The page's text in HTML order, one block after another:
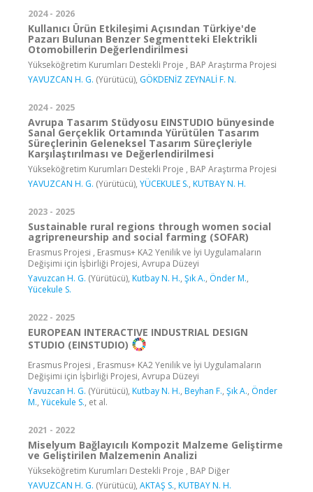
2024 - 2026
Kullanıcı Ürün Etkileşimi Açısından Türkiye'de
Pazarı Bulunan Benzer Segmentteki Elektrikli
Otomobillerin Değerlendirilmesi
Yükseköğretim Kurumları Destekli Proje , BAP Araştırma Projesi
YAVUZCAN H. G. (Yürütücü), GÖKDENİZ ZEYNALİ F. N.
2024 - 2025
Avrupa Tasarım Stüdyosu EINSTUDIO bünyesinde
Sanal Gerçeklik Ortamında Yürütülen Tasarım
Süreçlerinin Geleneksel Tasarım Süreçleriyle
Karşılaştırılması ve Değerlendirilmesi
Yükseköğretim Kurumları Destekli Proje , BAP Araştırma Projesi
YAVUZCAN H. G. (Yürütücü), YÜCEKULE S., KUTBAY N. H.
2023 - 2025
Sustainable rural regions through women social
agripreneurship and social farming (SOFAR)
Erasmus Projesi , Erasmus+ KA2 Yenilik ve İyi Uygulamaların
Değişimi için İşbirliği Projesi, Avrupa Düzeyi
Yavuzcan H. G. (Yürütücü), Kutbay N. H., Şık A., Önder M.,
Yücekule S.
2022 - 2025
EUROPEAN INTERACTIVE INDUSTRIAL DESIGN
STUDIO (EINSTUDIO)
Erasmus Projesi , Erasmus+ KA2 Yenilik ve İyi Uygulamaların
Değişimi için İşbirliği Projesi, Avrupa Düzeyi
Yavuzcan H. G. (Yürütücü), Kutbay N. H., Beyhan F., Şık A., Önder
M., Yücekule S., et al.
2021 - 2022
Miselyum Bağlayıcılı Kompozit Malzeme Geliştirme
ve Geliştirilen Malzemenin Analizi
Yükseköğretim Kurumları Destekli Proje , BAP Diğer
YAVUZCAN H. G. (Yürütücü), AKTAŞ S., KUTBAY N. H.